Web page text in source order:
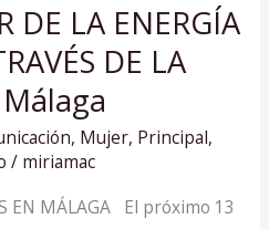
DE LA ENERGÍA
DE LA
, Mujer, Principal,
/ miriamac
EN MÁLAGA El próximo 13